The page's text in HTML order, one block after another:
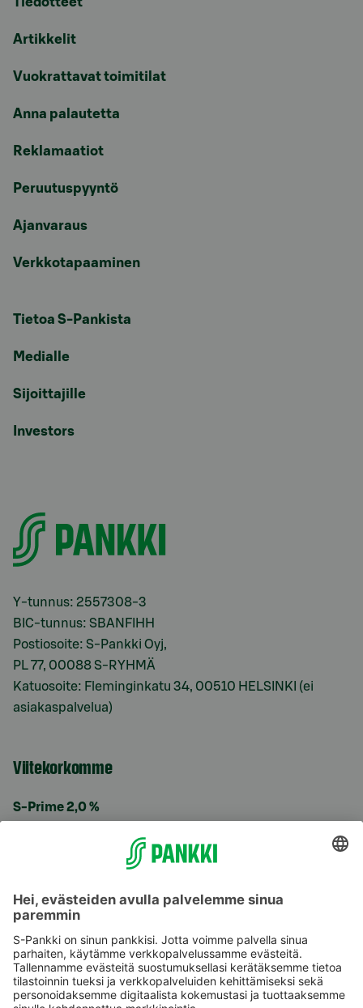
Artikkelit
Vuokrattavat toimitilat
Anna palautetta
Reklamaatiot
Peruutuspyyntö
Ajanvaraus
Verkkotapaaminen
Tietoa S-Pankista
Medialle
Sijoittajille
Investors
Y-tunnus: 2557308-3
BIC-tunnus: SBANFIHH
Postiosoite: S-Pankki Oyj,
PL 77, 00088 S-RYHMÄ
Katuosoite: Fleminginkatu 34, 00510 HELSINKI (ei
asiakaspalvelua)
Viitekorkomme
S-Prime 2,0 %
Käyttöehdot